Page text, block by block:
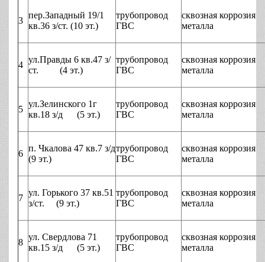
3
пер.Западный 19/1
кв.36 з/ст. (10 эт.)
трубопровод
ГВС
сквозная коррозия
металла
4
ул.Правды 6 кв.47 з/
ст. (4 эт.)
трубопровод
ГВС
сквозная коррозия
металла
5
ул.Зелинского 1г
кв.18 з/д (5 эт.)
трубопровод
ГВС
сквозная коррозия
металла
6
п. Чкалова 47 кв.7 з/д
(9 эт.)
трубопровод
ГВС
сквозная коррозия
металла
7
ул. Горького 37 кв.51
з/ст. (9 эт.)
трубопровод
ГВС
сквозная коррозия
металла
8
ул. Свердлова 71
кв.15 з/д (5 эт.)
трубопровод
ГВС
сквозная коррозия
металла